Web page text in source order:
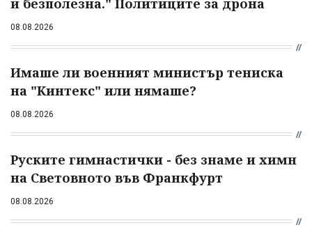
08.08.2026
Имаше ли военният министър тениска
на "Кинтекс" или нямаше?
08.08.2026
Руските гимнастички - без знаме и химн
на Световното във Франкфурт
08.08.2026